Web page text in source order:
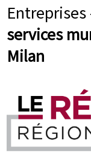
Entreprises
services
Milan